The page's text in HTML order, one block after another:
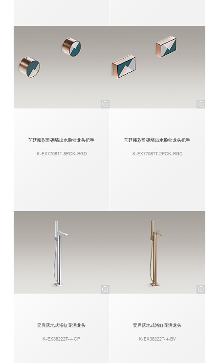
艺廷臻彩雅砌墙出水脸盆龙头把手
K-EX77981T-8PCK-RGD
艺廷臻彩雅砌墙出水脸盆龙头把手
K-EX77981T-2PCK-RGD
奕界落地式浴缸花洒龙头
K-EX38222T-4-CP
奕界落地式浴缸花洒龙头
K-EX38222T-4-BV